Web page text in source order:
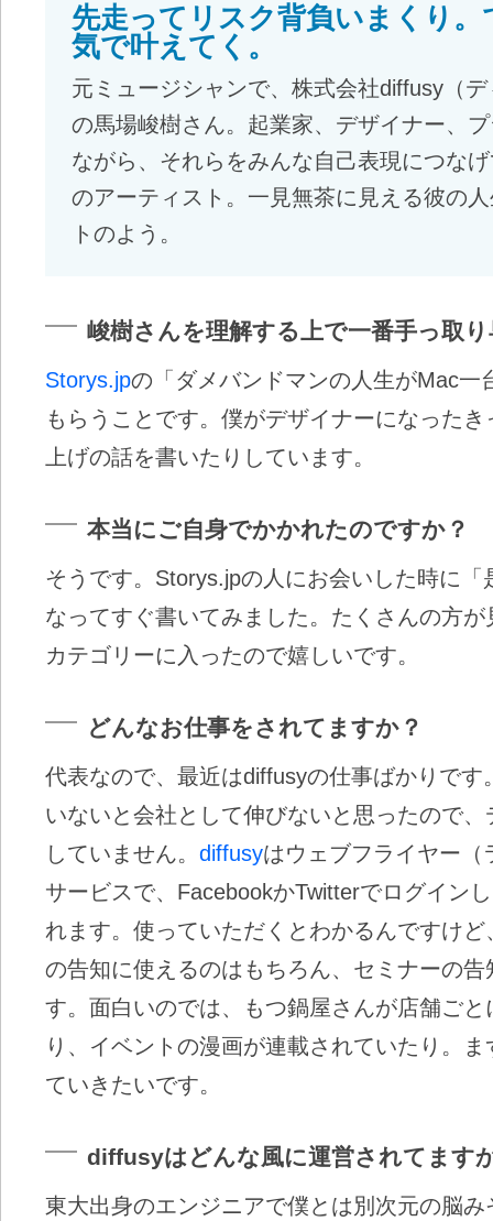
先走ってリスク背負いまくり
気で叶えてく。
元ミュージシャンで、株式会社diffusy（
の馬場峻樹さん。起業家、デザイナー、
ながら、それらをみんな自己表現につな
のアーティスト。一見無茶に見える彼の
トのよう。
峻樹さんを理解する上で一番手っ取
Storys.jpの「ダメバンドマンの人生がMac一
もらうことです。僕がデザイナーになった
上げの話を書いたりしています。
本当にご自身でかかれたのですか？
そうです。Storys.jpの人にお会いした時に
なってすぐ書いてみました。たくさんの方が
カテゴリーに入ったので嬉しいです。
どんなお仕事をされてますか？
代表なので、最近はdiffusyの仕事ばかりで
いないと会社として伸びないと思ったので
していません。 diffusyはウェブフライヤー（
サービスで、FacebookかTwitterでログイン
れます。使っていただくとわかるんですけ
の告知に使えるのはもちろん、セミナーの
す。面白いのでは、もつ鍋屋さんが店舗ご
り、イベントの漫画が連載されていたり。
ていきたいです。
diffusyはどんな風に運営されてます
東大出身のエンジニアで僕とは別次元の脳